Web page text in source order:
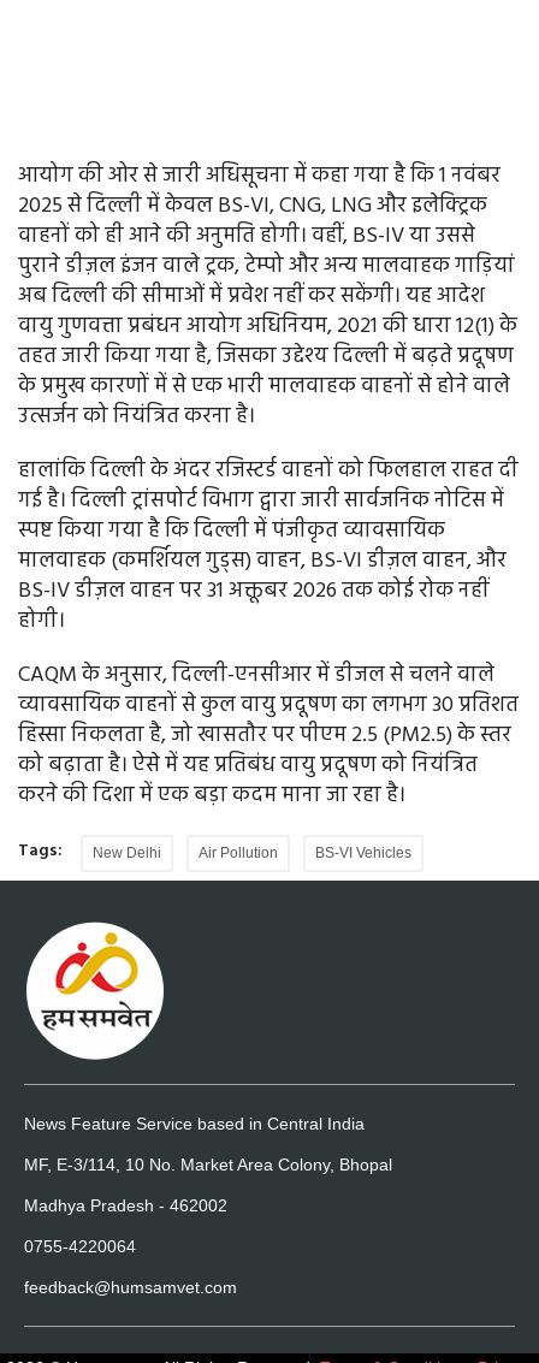
आयोग की ओर से जारी अधिसूचना में कहा गया है कि 1 नवंबर
2025 से दिल्ली में केवल BS-VI, CNG, LNG और इलेक्ट्रिक
वाहनों को ही आने की अनुमति होगी। वहीं, BS-IV या उससे
पुराने डीज़ल इंजन वाले ट्रक, टेम्पो और अन्य मालवाहक गाड़ियां
अब दिल्ली की सीमाओं में प्रवेश नहीं कर सकेंगी। यह आदेश
वायु गुणवत्ता प्रबंधन आयोग अधिनियम, 2021 की धारा 12(1) के
तहत जारी किया गया है, जिसका उद्देश्य दिल्ली में बढ़ते प्रदूषण
के प्रमुख कारणों में से एक भारी मालवाहक वाहनों से होने वाले
उत्सर्जन को नियंत्रित करना है।
हालांकि दिल्ली के अंदर रजिस्टर्ड वाहनों को फिलहाल राहत दी
गई है। दिल्ली ट्रांसपोर्ट विभाग द्वारा जारी सार्वजनिक नोटिस में
स्पष्ट किया गया है कि दिल्ली में पंजीकृत व्यावसायिक
मालवाहक (कमर्शियल गुड्स) वाहन, BS-VI डीज़ल वाहन, और
BS-IV डीज़ल वाहन पर 31 अक्तूबर 2026 तक कोई रोक नहीं
होगी।
CAQM के अनुसार, दिल्ली-एनसीआर में डीजल से चलने वाले
व्यावसायिक वाहनों से कुल वायु प्रदूषण का लगभग 30 प्रतिशत
हिस्सा निकलता है, जो खासतौर पर पीएम 2.5 (PM2.5) के स्तर
को बढ़ाता है। ऐसे में यह प्रतिबंध वायु प्रदूषण को नियंत्रित
करने की दिशा में एक बड़ा कदम माना जा रहा है।
Tags: New Delhi Air Pollution BS-VI Vehicles
News Feature Service based in Central India
MF, E-3/114, 10 No. Market Area Colony, Bhopal
Madhya Pradesh - 462002
0755-4220064
feedback@humsamvet.com